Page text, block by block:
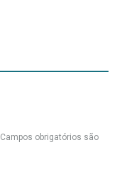
Campos obrigatórios são